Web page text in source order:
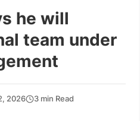
he will
team under
2026 3 min Read